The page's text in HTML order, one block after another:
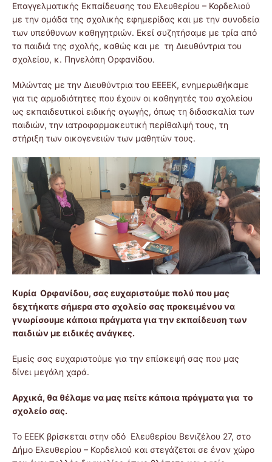
Επαγγελματικής Εκπαίδευσης του Ελευθερίου – Κορδελιού
με την ομάδα της σχολικής εφημερίδας και με την συνοδεία
των υπεύθυνων καθηγητριών. Εκεί συζητήσαμε με τρία από
τα παιδιά της σχολής, καθώς και με τη Διευθύντρια του
σχολείου, κ. Πηνελόπη Ορφανίδου.
Μιλώντας με την Διευθύντρια του ΕΕΕΕΚ, ενημερωθήκαμε
για τις αρμοδιότητες που έχουν οι καθηγητές του σχολείου
ως εκπαιδευτικοί ειδικής αγωγής, όπως τη διδασκαλία των
παιδιών, την ιατροφαρμακευτική περίθαλψή τους, τη
στήριξη των οικογενειών των μαθητών τους.
Κυρία Ορφανίδου, σας ευχαριστούμε πολύ που μας
δεχτήκατε σήμερα στο σχολείο σας προκειμένου να
γνωρίσουμε κάποια πράγματα για την εκπαίδευση των
παιδιών με ειδικές ανάγκες.
Εμείς σας ευχαριστούμε για την επίσκεψή σας που μας
δίνει μεγάλη χαρά.
Αρχικά, θα θέλαμε να μας πείτε κάποια πράγματα για το
σχολείο σας.
Το ΕΕΕΚ βρίσκεται στην οδό Ελευθερίου Βενιζέλου 27, στο
Δήμο Ελευθερίου – Κορδελιού και στεγάζεται σε έναν χώρο